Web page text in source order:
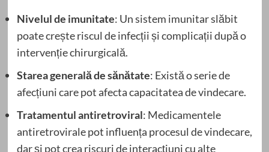
Nivelul de imunitate: Un sistem imunitar slăbit
poate crește riscul de infecții și complicații după o
intervenție chirurgicală.
Starea generală de sănătate: Există o serie de
afecțiuni care pot afecta capacitatea de vindecare.
Tratamentul antiretroviral: Medicamentele
antiretrovirale pot influența procesul de vindecare,
dar și pot crea riscuri de interacțiuni cu alte